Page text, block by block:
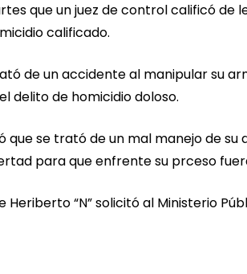
que un juez de control calificó de
calificado.
de un accidente al manipular su
delito de homicidio doloso.
que se trató de un mal manejo de
para que enfrente su prceso
Heriberto “N” solicitó al Ministerio